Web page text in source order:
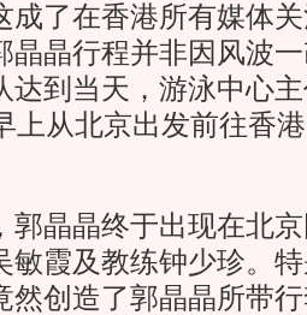
成了在香港所有媒体
晶晶行程并非因风波
达到当天，游泳中心
上从北京出发前往香
晶晶终于出现在北京
敏霞及教练钟少珍。
然创造了郭晶晶所带